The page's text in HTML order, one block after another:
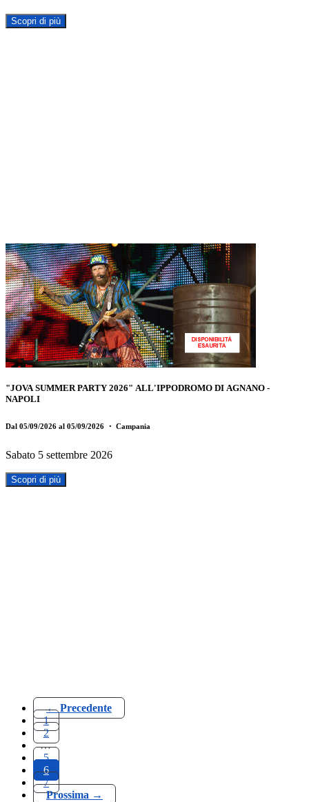
Scopri di più
"JOVA SUMMER PARTY 2026" ALL'IPPODROMO DI AGNANO -
NAPOLI
Dal 05/09/2026 al 05/09/2026 ・ Campania
Sabato 5 settembre 2026
Scopri di più
← Precedente
1
2
…
5
6
7
Prossima →